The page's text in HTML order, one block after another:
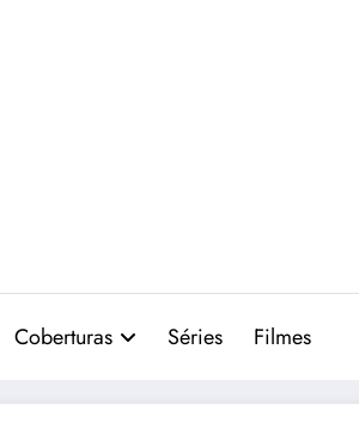
Coberturas Séries Filmes